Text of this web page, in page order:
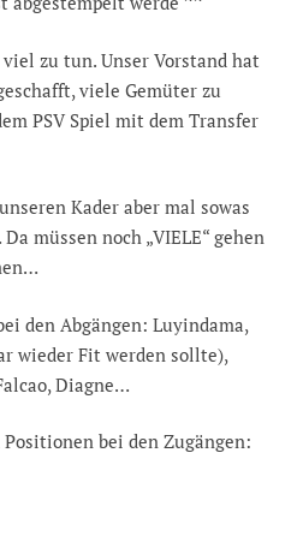
zu tun. Unser Vorstand hat
viele Gemüter zu
PSV Spiel mit dem Transfer
Kader aber mal sowas
müssen noch „VIELE“ gehen
den Abgängen: Luyindama,
wieder Fit werden sollte),
Diagne…
bei den Zugängen: